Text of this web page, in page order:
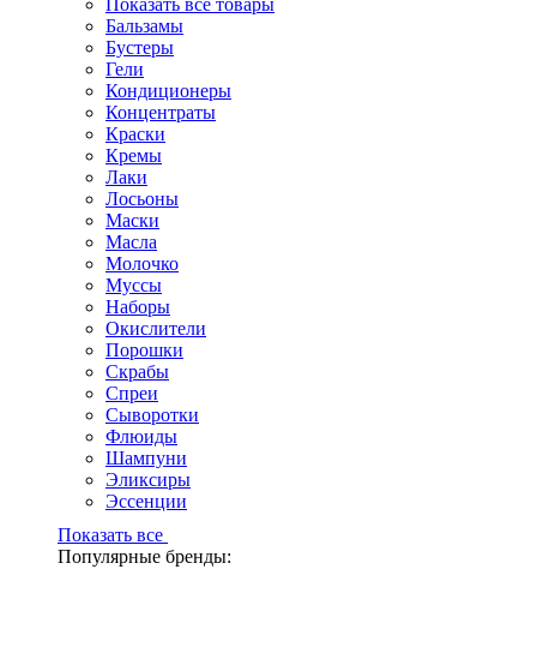
Показать все товары
Бальзамы
Бустеры
Гели
Кондиционеры
Концентраты
Краски
Кремы
Лаки
Лосьоны
Маски
Масла
Молочко
Муссы
Наборы
Окислители
Порошки
Скрабы
Спреи
Сыворотки
Флюиды
Шампуни
Эликсиры
Эссенции
Показать все
Популярные бренды: